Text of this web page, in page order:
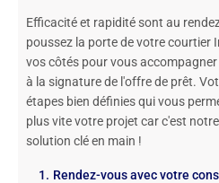
Efficacité et rapidité sont au
poussez la porte de votre courtier
vos côtés pour vous
à la signature de l'offre de prêt.
étapes bien définies qui vous
plus vite votre projet car c'est
solution clé en main !
Rendez-vous avec votre